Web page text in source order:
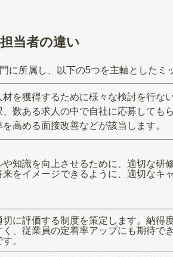
当者の違い
に所属し、以下の5つを主軸としたミ
材を獲得するために様々な検討を行な
数ある求人の中で自社に応募しても
高める面接改善などが該当します。
知識を向上させるために、適切な研
来をイメージできるように、適切なキ
に評価する制度を策定します。納得
く、従業員の定着率アップにも期待で
。